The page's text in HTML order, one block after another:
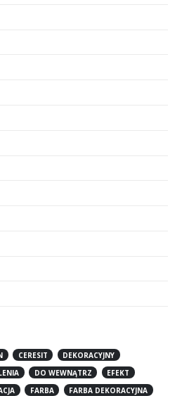
CERESIT
DEKORACYJNY
DO WEWNĄTRZ
EFEKT
FARBA
FARBA DEKORACYJNA